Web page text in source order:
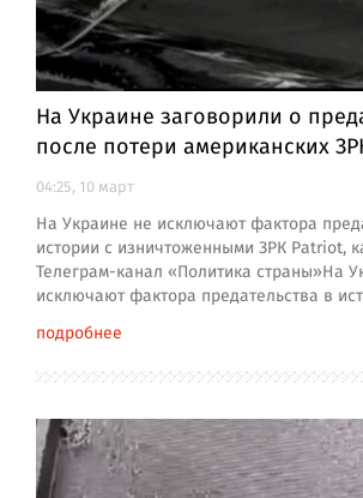
На Украине заговорили о
после потери американских
04:25, 10 март
На Украине не исключают фактора
истории с изничтоженными ЗРК Patriot,
Телеграм-канал «Политика страны»На
исключают фактора предательства в
подробнее